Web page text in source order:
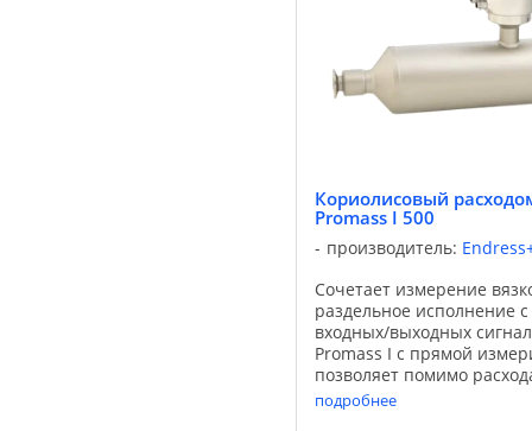
Кориолисовый
Promass I 500
производитель:
Сочетает измерение
раздельное исполнение
входных/выходных
Promass I с прямой
позволяет помимо
температуры измерять
Оснащенный ...
подробнее